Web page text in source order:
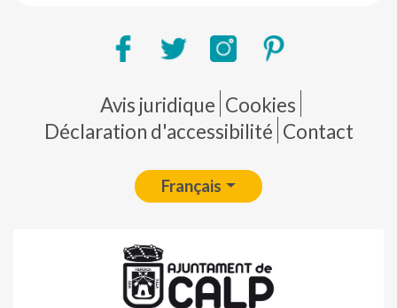
Pie de página
Avis juridique Cookies
Déclaration d'accessibilité Contact
Français